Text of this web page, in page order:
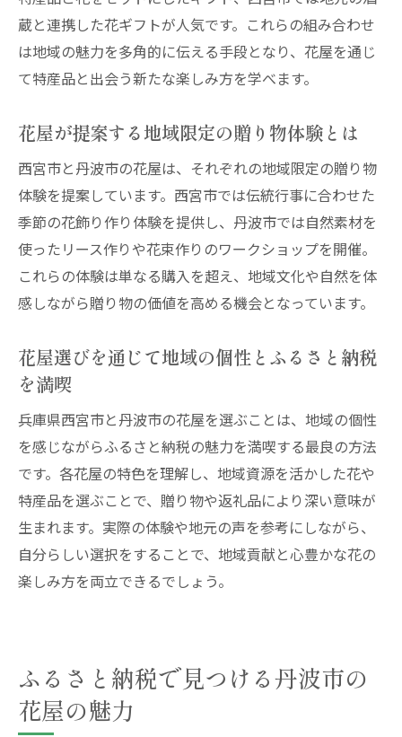
むコツ
返礼品選びで迷わないための花屋活用術
花屋目線で知るふるさと納税特産品の選び
花屋探しが変える丹波市ふるさと納税体験
丹波市のふるさと納税体験を花屋選びで充
実
花屋が提案する丹波市ふるさと納税返礼品
の魅力
丹波市の花屋と返礼品で地域を身近に感じ
る方法
魅力
い楽しみ
丹波市ふるさと納税で実感する花屋と地域
のつながり
西宮市の花屋と返礼品で地域貢献を実感
西宮市の花屋と返礼品で感じる地域貢献の
喜び
花屋を通じて広がる西宮市ふるさと納税の
術
花屋と連携した西宮市返礼品で地域を応援
蔵と連携した花ギフトが人気です。これらの組み合わせ
は地域の魅力を多角的に伝える手段となり、花屋を通じ
て特産品と出会う新たな楽しみ方を学べます。
花屋が提案する地域限定の贈り物体験とは
西宮市と丹波市の花屋は、それぞれの地域限定の贈り物
体験を提案しています。西宮市では伝統行事に合わせた
季節の花飾り作り体験を提供し、丹波市では自然素材を
使ったリース作りや花束作りのワークショップを開催。
これらの体験は単なる購入を超え、地域文化や自然を体
感しながら贈り物の価値を高める機会となっています。
花屋選びを通じて地域の個性とふるさと納税
を満喫
兵庫県西宮市と丹波市の花屋を選ぶことは、地域の個性
を感じながらふるさと納税の魅力を満喫する最良の方法
です。各花屋の特色を理解し、地域資源を活かした花や
特産品を選ぶことで、贈り物や返礼品により深い意味が
生まれます。実際の体験や地元の声を参考にしながら、
自分らしい選択をすることで、地域貢献と心豊かな花の
楽しみ方を両立できるでしょう。
ふるさと納税で見つける丹波市の
花屋の魅力